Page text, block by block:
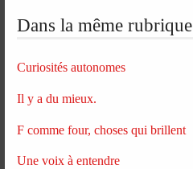
Dans la même rubrique
Curiosités autonomes
Il y a du mieux.
F comme four, choses qui brillent
Une voix à entendre